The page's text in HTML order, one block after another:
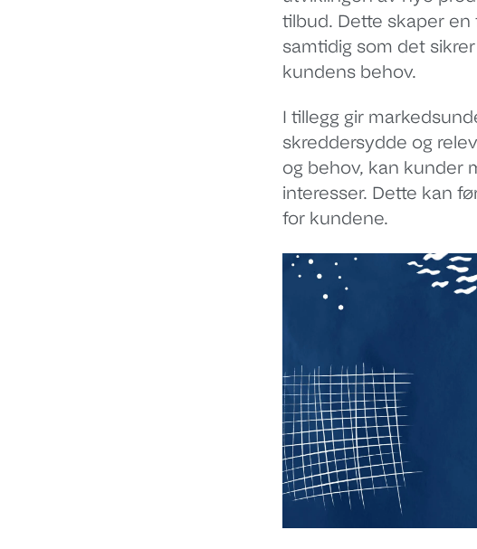
tilbud. Dette skaper
samtidig som det
kundens behov.
I tillegg gir
skreddersydde og
og behov, kan kunder
interesser. Dette kan
for kundene.